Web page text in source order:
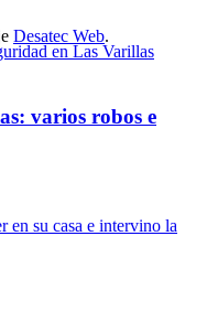
varios robos e
Desatec Web.